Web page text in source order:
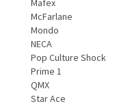
Mafex
McFarlane
Mondo
NECA
Pop Culture Shock
Prime 1
QMX
Star Ace